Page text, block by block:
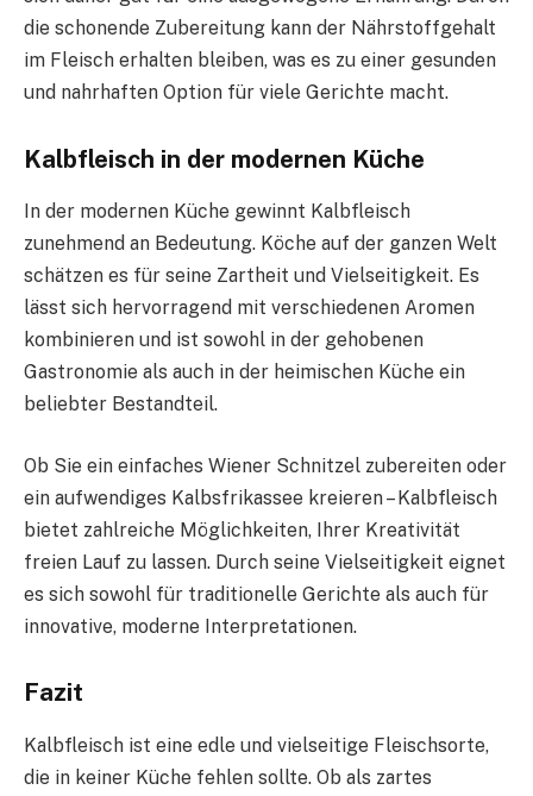
die schonende Zubereitung kann der Nährstoffgehalt
im Fleisch erhalten bleiben, was es zu einer gesunden
und nahrhaften Option für viele Gerichte macht.
Kalbfleisch in der modernen Küche
In der modernen Küche gewinnt Kalbfleisch
zunehmend an Bedeutung. Köche auf der ganzen Welt
schätzen es für seine Zartheit und Vielseitigkeit. Es
lässt sich hervorragend mit verschiedenen Aromen
kombinieren und ist sowohl in der gehobenen
Gastronomie als auch in der heimischen Küche ein
beliebter Bestandteil.
Ob Sie ein einfaches Wiener Schnitzel zubereiten oder
ein aufwendiges Kalbsfrikassee kreieren – Kalbfleisch
bietet zahlreiche Möglichkeiten, Ihrer Kreativität
freien Lauf zu lassen. Durch seine Vielseitigkeit eignet
es sich sowohl für traditionelle Gerichte als auch für
innovative, moderne Interpretationen.
Fazit
Kalbfleisch ist eine edle und vielseitige Fleischsorte,
die in keiner Küche fehlen sollte. Ob als zartes